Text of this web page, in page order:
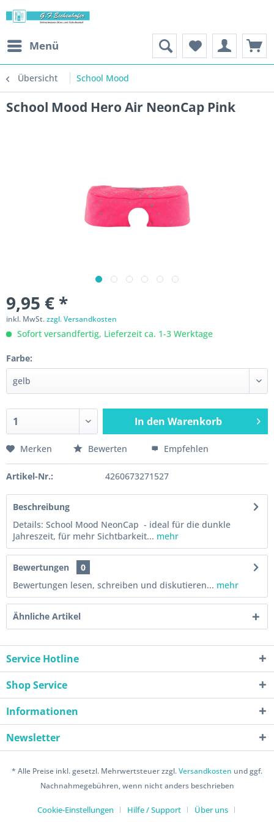
Menü
Übersicht School Mood
School Mood Hero Air NeonCap Pink
9,95 € *
inkl. MwSt.zzgl. Versandkosten
Sofort versandfertig, Lieferzeit ca. 1-3 Werktage
Farbe:
In den Warenkorb
Merken Bewerten Empfehlen
Artikel-Nr.: 4260673271527
Beschreibung
Details: School Mood NeonCap - ideal für die dunkle
Jahreszeit, für mehr Sichtbarkeit... mehr
Bewertungen
0
Bewertungen lesen, schreiben und diskutieren... mehr
Ähnliche Artikel
Service Hotline
Shop Service
Informationen
Newsletter
* Alle Preise inkl. gesetzl. Mehrwertsteuer zzgl.Versandkosten und ggf.
Nachnahmegebühren, wenn nicht anders beschrieben
Cookie-Einstellungen Hilfe / Support Über uns